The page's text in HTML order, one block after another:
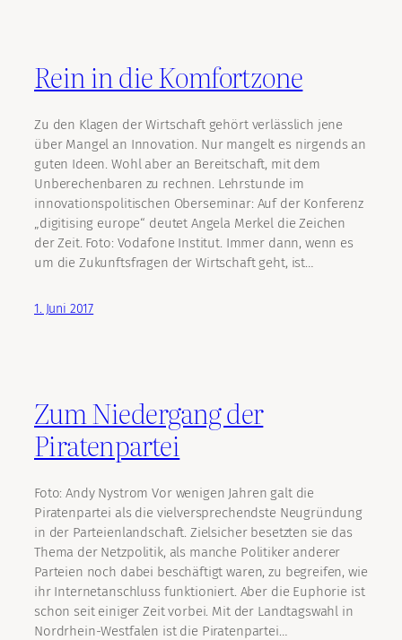
Rein in die Komfortzone
Zu den Klagen der Wirtschaft gehört verlässlich jene
über Mangel an Innovation. Nur mangelt es nirgends an
guten Ideen. Wohl aber an Bereitschaft, mit dem
Unberechenbaren zu rechnen. Lehrstunde im
innovationspolitischen Oberseminar: Auf der Konferenz
„digitising europe“ deutet Angela Merkel die Zeichen
der Zeit. Foto: Vodafone Institut. Immer dann, wenn es
um die Zukunftsfragen der Wirtschaft geht, ist…
1. Juni 2017
Zum Niedergang der
Piratenpartei
Foto: Andy Nystrom Vor wenigen Jahren galt die
Piratenpartei als die vielversprechendste Neugründung
in der Parteienlandschaft. Zielsicher besetzten sie das
Thema der Netzpolitik, als manche Politiker anderer
Parteien noch dabei beschäftigt waren, zu begreifen, wie
ihr Internetanschluss funktioniert. Aber die Euphorie ist
schon seit einiger Zeit vorbei. Mit der Landtagswahl in
Nordrhein-Westfalen ist die Piratenpartei…